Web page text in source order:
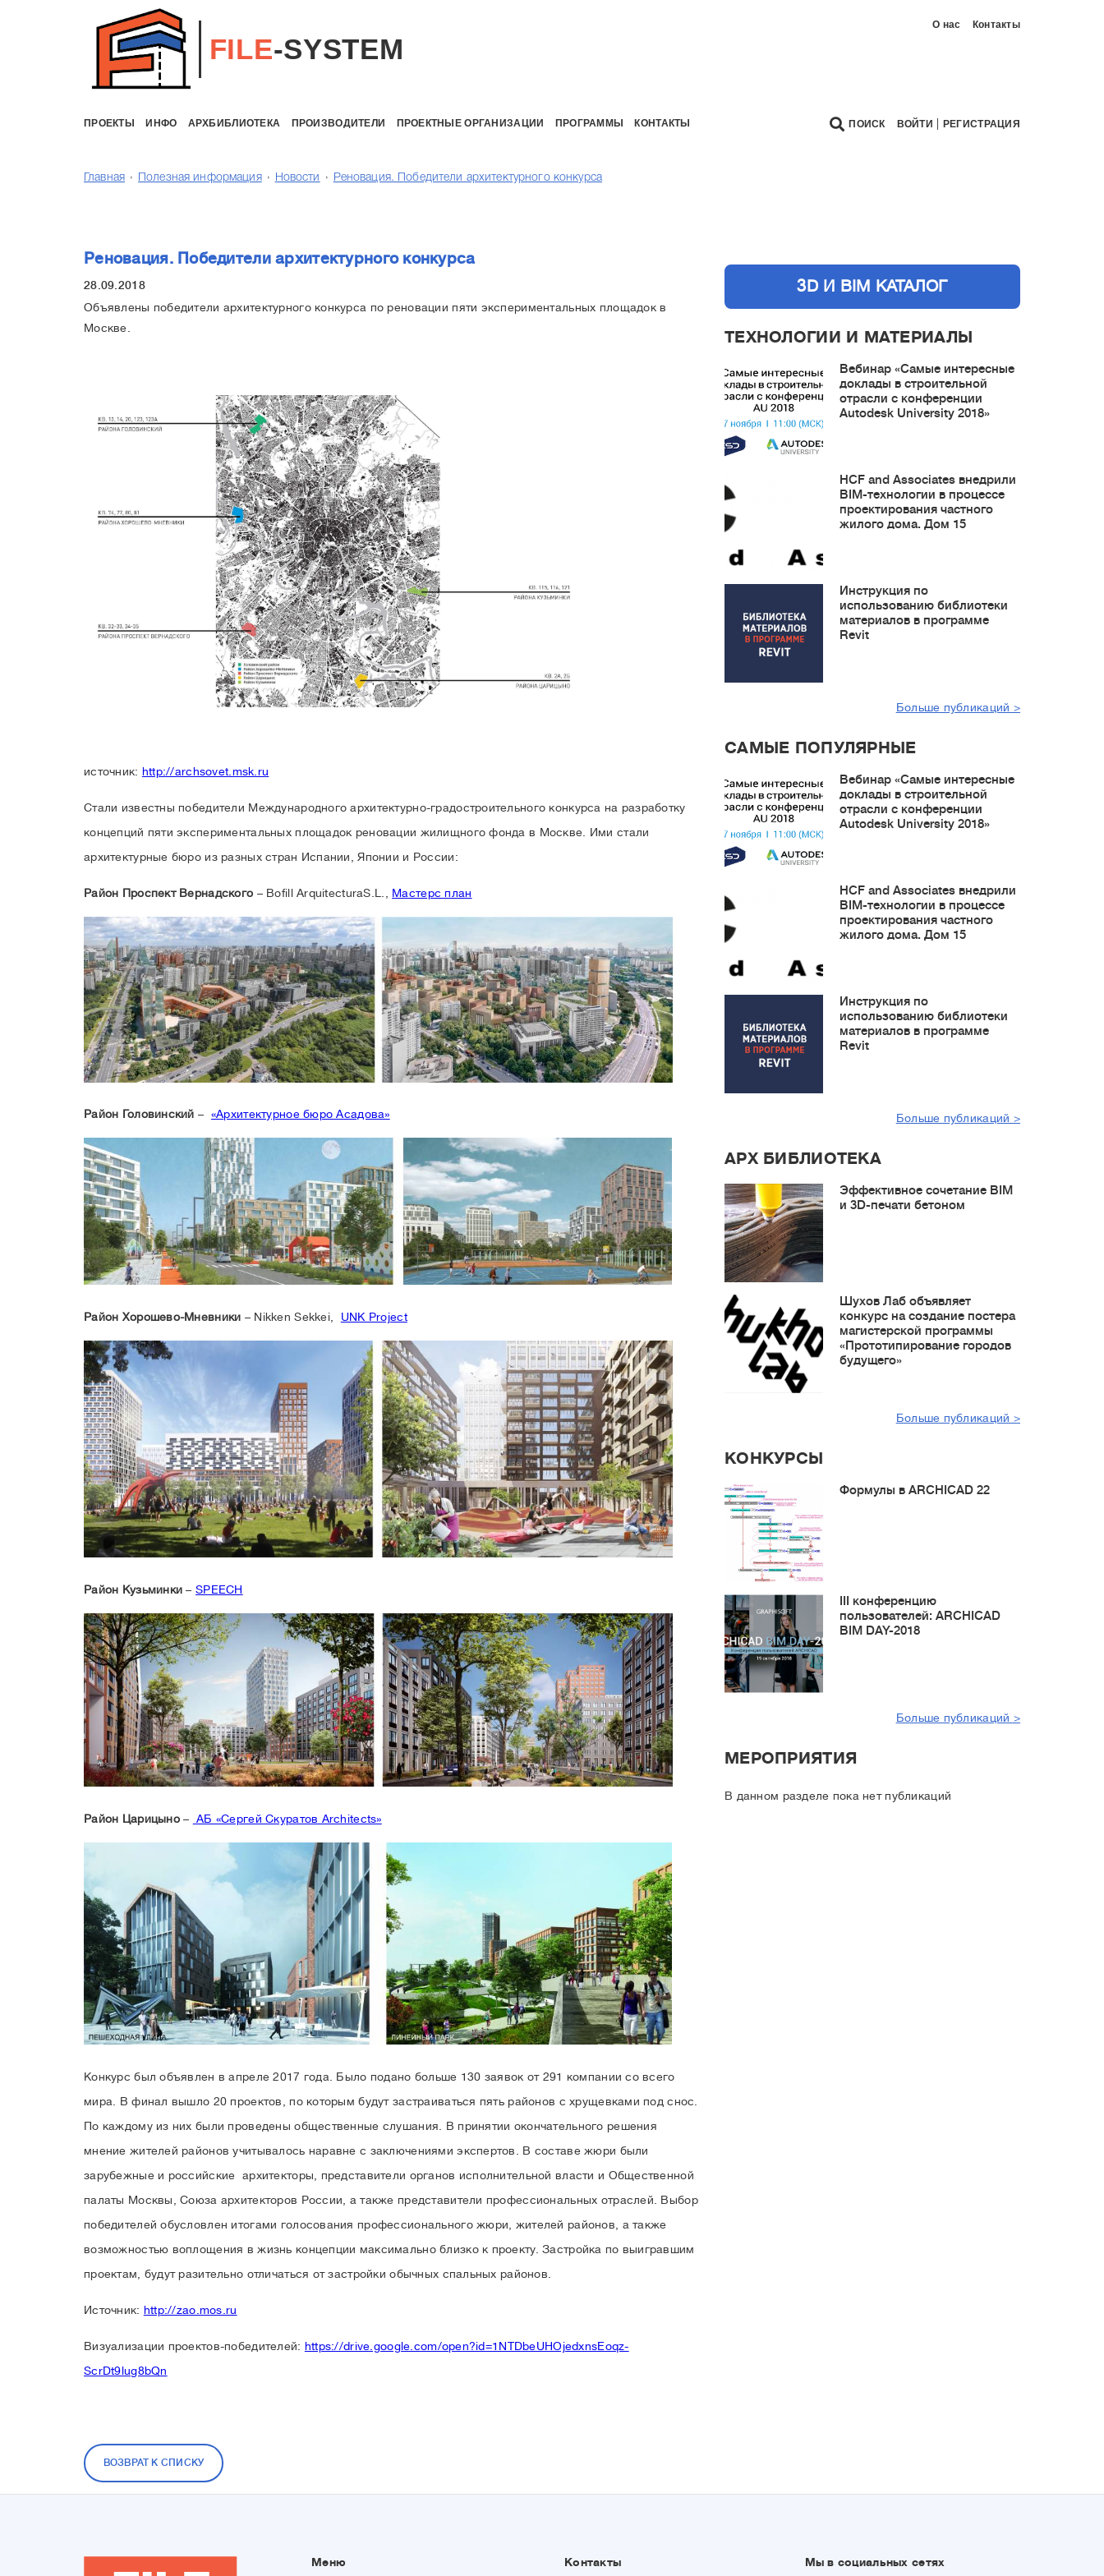
FILE-SYSTEM
О нас Контакты
ПРОЕКТЫ ИНФО АРХБИБЛИОТЕКА ПРОИЗВОДИТЕЛИ ПРОЕКТНЫЕ ОРГАНИЗАЦИИ ПРОГРАММЫ КОНТАКТЫ ПОИСК ВОЙТИ РЕГИСТРАЦИЯ
Главная Полезная информация Новости Реновация. Победители архитектурного конкурса
Реновация. Победители архитектурного конкурса
28.09.2018
Объявлены победители архитектурного конкурса по реновации пяти экспериментальных площадок в
Москве.
источник: http://archsovet.msk.ru
Стали известны победители Международного архитектурно-градостроительного конкурса на разработку
концепций пяти экспериментальных площадок реновации жилищного фонда в Москве. Ими стали
архитектурные бюро из разных стран Испании, Японии и России:
Район Проспект Вернадского – Bofill ArquitecturaS.L., Мастерс план
Район Головинский – «Архитектурное бюро Асадова»
Район Хорошево-Мневники – Nikken Sekkei, UNK Project
Район Кузьминки –SPEECH
Район Царицыно– АБ «Сергей Скуратов Architects»
Конкурс был объявлен в апреле 2017 года. Было подано больше 130 заявок от 291 компании со всего
мира. В финал вышло 20 проектов, по которым будут застраиваться пять районов с хрущевками под снос.
По каждому из них были проведены общественные слушания. В принятии окончательного решения
мнение жителей районов учитывалось наравне с заключениями экспертов. В составе жюри были
зарубежные и российские архитекторы, представители органов исполнительной власти и Общественной
палаты Москвы, Союза архитекторов России, а также представители профессиональных отраслей. Выбор
победителей обусловлен итогами голосования профессионального жюри, жителей районов, а также
возможностью воплощения в жизнь концепции максимально близко к проекту. Застройка по выигравшим
проектам, будут разительно отличаться от застройки обычных спальных районов.
Источник: http://zao.mos.ru
Визуализации проектов-победителей: https://drive.google.com/open?id=1NTDbeUHOjedxnsEoqz-
ScrDt9lug8bQn
ВОЗВРАТ К СПИСКУ
3D И BIM КАТАЛОГ
ТЕХНОЛОГИИ И МАТЕРИАЛЫ
Вебинар «Самые интересные
доклады в строительной
отрасли с конференции
Autodesk University 2018»
HCF and Associates внедрили
BIM-технологии в процессе
проектирования частного
жилого дома. Дом 15
Инструкция по
использованию библиотеки
материалов в программе
Revit
Больше публикаций >
САМЫЕ ПОПУЛЯРНЫЕ
Вебинар «Самые интересные
доклады в строительной
отрасли с конференции
Autodesk University 2018»
HCF and Associates внедрили
BIM-технологии в процессе
проектирования частного
жилого дома. Дом 15
Инструкция по
использованию библиотеки
материалов в программе
Revit
Больше публикаций >
АРХ БИБЛИОТЕКА
Эффективное сочетание BIM
и 3D-печати бетоном
Шухов Лаб объявляет
конкурс на создание постера
магистерской программы
«Прототипирование городов
будущего»
Больше публикаций >
КОНКУРСЫ
Формулы в ARCHICAD 22
III конференцию
пользователей: ARCHICAD
BIM DAY-2018
Больше публикаций >
МЕРОПРИЯТИЯ
В данном разделе пока нет публикаций
Меню Контакты Мы в социальных сетях